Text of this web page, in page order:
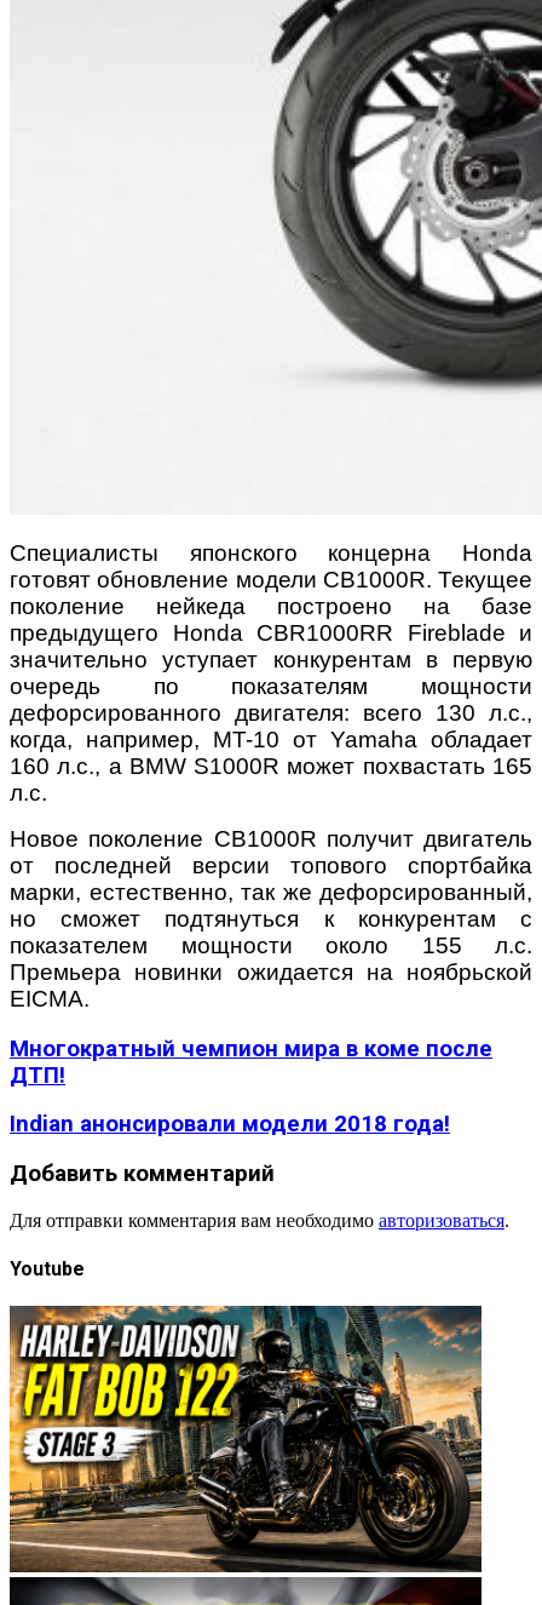
Специалисты японского концерна Honda
готовят обновление модели CB1000R. Текущее
поколение нейкеда построено на базе
предыдущего Honda CBR1000RR Fireblade и
значительно уступает конкурентам в первую
очередь по показателям мощности
дефорсированного двигателя: всего 130 л.с.,
когда, например, MT-10 от Yamaha обладает
160 л.с., а BMW S1000R может похвастать 165
л.с.
Новое поколение CB1000R получит двигатель
от последней версии топового спортбайка
марки, естественно, так же дефорсированный,
но сможет подтянуться к конкурентам с
показателем мощности около 155 л.с.
Премьера новинки ожидается на ноябрьской
EICMA.
Многократный чемпион мира в коме после
ДТП!
Indian анонсировали модели 2018 года!
Добавить комментарий
Для отправки комментария вам необходимо авторизоваться.
Youtube